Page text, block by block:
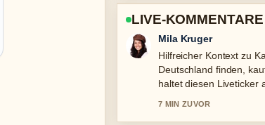
LIVE-KOMMENTARE
Jonas Wagner
Die Berichterstattung
Fratello: Neueste
Stunde... wirkt solide